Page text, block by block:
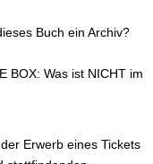
Buch ein Archiv?
BOX: Was ist NICHT im
Erwerb eines Tickets